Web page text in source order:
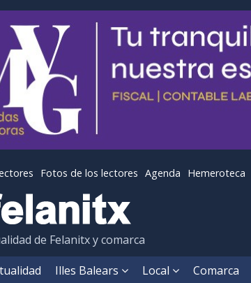
Fotos de los lectores Agenda Hemeroteca
de Felanitx y comarca
Illes Balears Local Comarca